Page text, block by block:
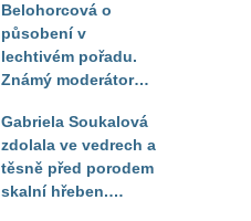
Sandeva
Belohorcová o
působení v
lechtivém pořadu.
Známý moderátor
sledoval pod dekou
Gabriela Soukalová
zdolala ve vedrech a
těsně před porodem
skalní hřeben.